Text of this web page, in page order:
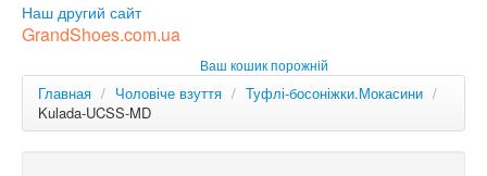
РОС
Наш другий сайт
GrandShoes.com.ua
Ваш кошик порожній
Главная / Чоловіче взуття / Туфлі-босоніжки.Мокасини /
Kulada-UCSS-MD